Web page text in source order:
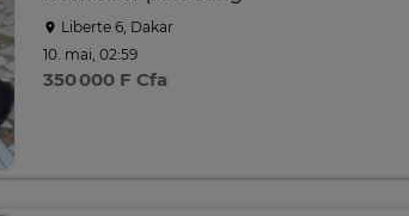
Liberte 6, Dakar
10. mai, 02:59
350 000 F Cfa